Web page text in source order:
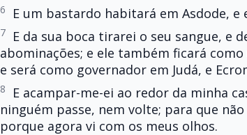
6 E um bastardo habitará em Asdode,
7
E da sua boca tirarei o seu sangue, e
abominações; e ele também ficará
e será como governador em Judá, e
8
E acampar-me-ei ao redor da minha
ninguém passe, nem volte; para que
porque agora vi com os meus olhos.